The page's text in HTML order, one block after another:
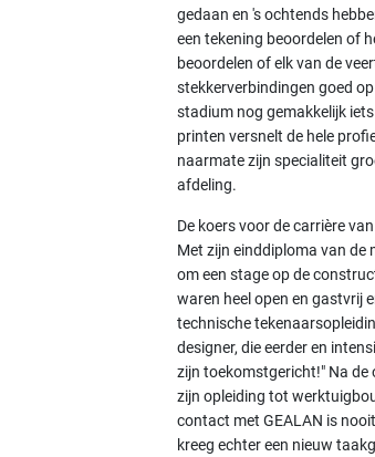
gedaan en 's ochtends
een tekening beoordelen of
beoordelen of elk van de
stekkerverbindingen goed
stadium nog gemakkelijk
printen versnelt de hele
naarmate zijn specialiteit
afdeling.
De koers voor de carrière
Met zijn einddiploma van de
om een stage op de
waren heel open en gastvrij
technische
designer, die eerder en
zijn toekomstgericht!" Na de
zijn opleiding tot
contact met GEALAN is
kreeg echter een nieuw